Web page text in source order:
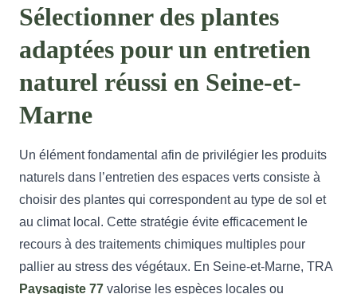
Sélectionner des plantes
adaptées pour un entretien
naturel réussi en Seine-et-
Marne
Un élément fondamental afin de privilégier les produits
naturels dans l’entretien des espaces verts consiste à
choisir des plantes qui correspondent au type de sol et
au climat local. Cette stratégie évite efficacement le
recours à des traitements chimiques multiples pour
pallier au stress des végétaux. En Seine-et-Marne, TRA
Paysagiste 77 valorise les espèces locales ou